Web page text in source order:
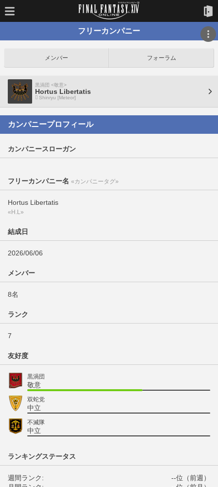
フリーカンパニー
メンバー フォーラム
黒渦団 <敬意>
Hortus Libertatis
Shinryu [Meteor]
カンパニープロフィール
カンパニースローガン
フリーカンパニー名 «カンパニータグ»
Hortus Libertatis
«H.L»
結成日
2026/06/06
メンバー
8名
ランク
7
友好度
黒渦団
敬意
双蛇党
中立
不滅隊
中立
ランキングステータス
週間ランク:
--位（前週）